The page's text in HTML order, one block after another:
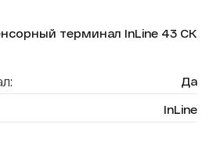
терминал InLine 43 СК
Да
InLine